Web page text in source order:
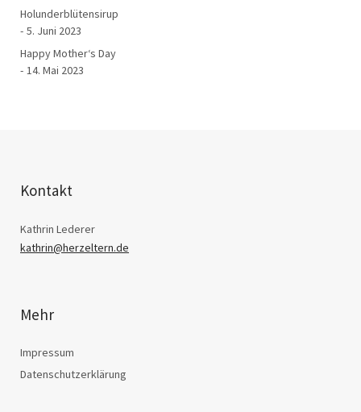
Holunderblütensirup
5. Juni 2023
Happy Mother‘s Day
14. Mai 2023
Kontakt
Kathrin Lederer
kathrin@herzeltern.de
Mehr
Impressum
Datenschutzerklärung